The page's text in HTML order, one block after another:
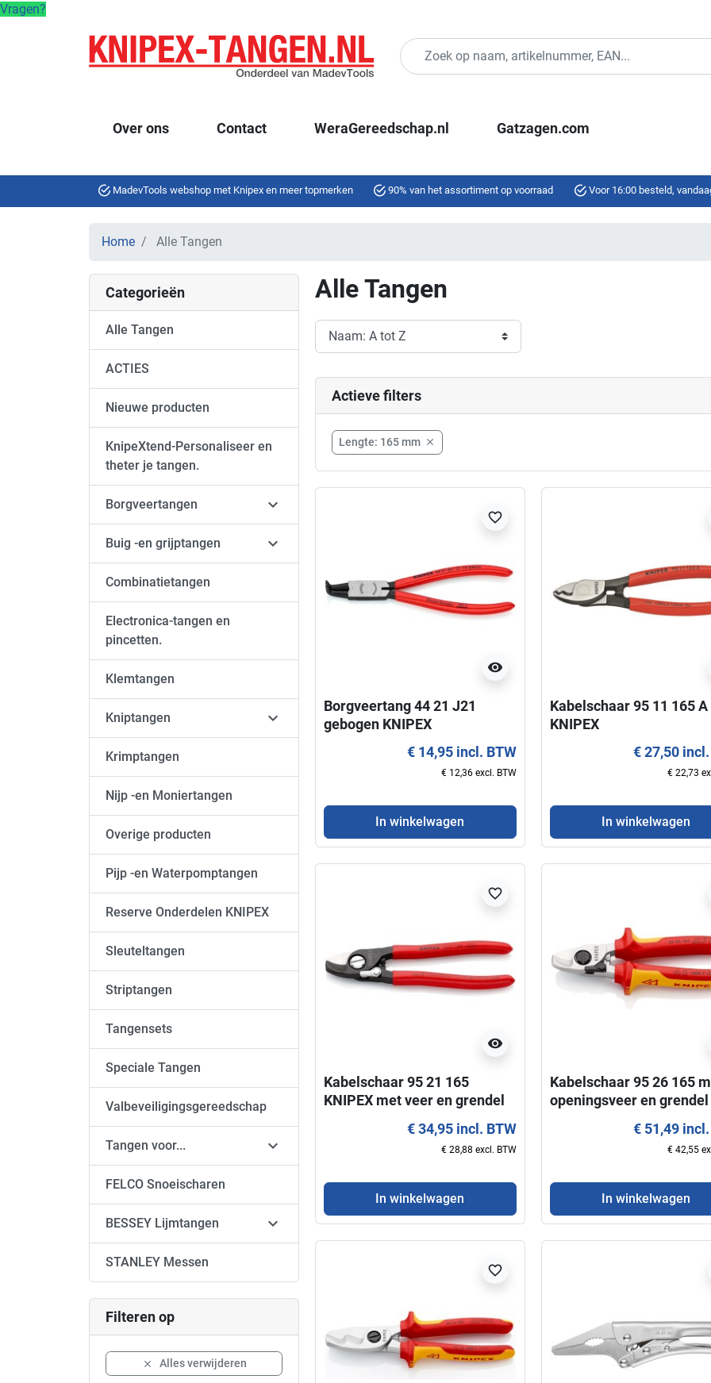
Vragen?
Over ons Contact WeraGereedschap.nl Gatzagen.com
MadevTools webshop met Knipex en meer topmerken 90% van het assortiment op voorraad Voor 16:00 besteld,
Home Alle Tangen
Categorieën
Alle Tangen
ACTIES
Nieuwe producten
KnipeXtend-Personaliseer en
theter je tangen.
Borgveertangen 
Buig -en grijptangen 
Combinatietangen
Electronica-tangen en
pincetten.
Klemtangen
Kniptangen 
Krimptangen
Nijp -en Moniertangen
Overige producten
Pijp -en Waterpomptangen
Reserve Onderdelen KNIPEX
Sleuteltangen
Striptangen
Tangensets
Speciale Tangen
Valbeveiligingsgereedschap
Tangen voor... 
FELCO Snoeischaren
BESSEY Lijmtangen 
STANLEY Messen
Filteren op
 Alles verwijderen
Alle Tangen
Actieve filters
Lengte: 165 mm 
visibility
favorite_border
Borgveertang 44 21 J21
gebogen KNIPEX
€ 14,95 incl. BTW
€ 12,36 excl. BTW
In winkelwagen
Kabelschaar 95 11 165 A
KNIPEX
€ 27,50
€ 22,73
In winkelwagen
visibility
favorite_border
Kabelschaar 95 21 165
KNIPEX met veer en grendel
€ 34,95 incl. BTW
€ 28,88 excl. BTW
In winkelwagen
Kabelschaar 95 26 165
openingsveer en grendel
€ 51,49
€ 42,55
In winkelwagen
favorite_border